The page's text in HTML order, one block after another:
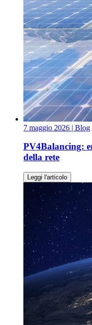
7 maggio 2026 | Blog
PV4Balancing:
della rete
Leggi l'articolo